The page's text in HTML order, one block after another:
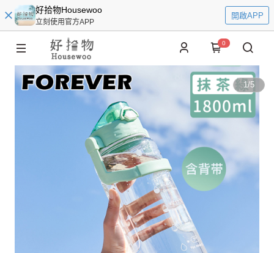
好拾物Housewoo
立刻使用官方APP
開啟APP
0
1/5